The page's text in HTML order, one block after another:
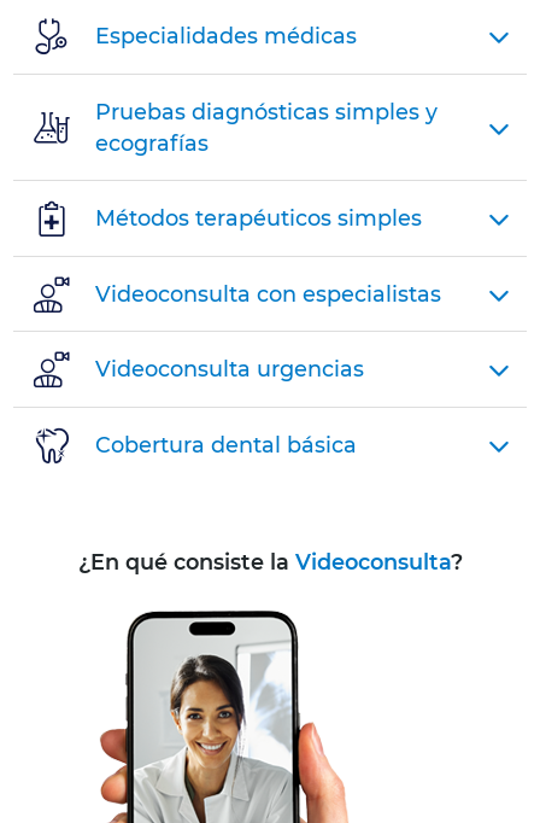
copago?
permanencia
Carencias
Preexistencias
Videoconsulta
Clínicas
concertadas
final
Especialidades médicas
Pruebas diagnósticas simples y
ecografías
Métodos terapéuticos simples
Videoconsulta con especialistas
Videoconsulta urgencias
Cobertura dental básica
¿En qué consiste la Videoconsulta?